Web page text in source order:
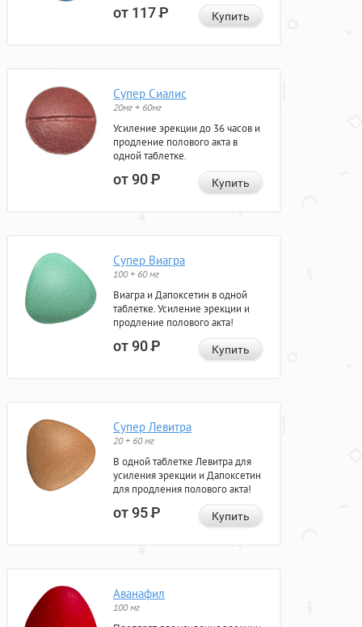
от 117Р Купить
Супер Сиалис
20мг + 60мг
Усиление эрекции до 36 часов и
продление полового акта в
одной таблетке.
от 90Р Купить
Супер Виагра
100 + 60 мг
Виагра и Дапоксетин в одной
таблетке. Усиление эрекции и
продление полового акта!
от 90Р Купить
Супер Левитра
20 + 60 мг
В одной таблетке Левитра для
усиления эрекции и Дапоксетин
для продления полового акта!
от 95Р Купить
Аванафил
100 мг